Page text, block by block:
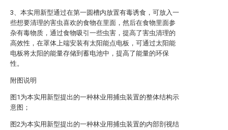
3、本实用新型通过在第一圆槽内放置有毒诱食，可放入一
些想要清理的害虫喜欢的食物在里面，然后在食物里面参
杂有毒物质，通过食物吸引一些虫害，提高了害虫清理的
高效性，在罩体上端安装有太阳能点电板，可通过太阳能
电板将太阳的能量存储到蓄电池中，提高了能量的环保
性。
附图说明
图1为本实用新型提出的一种林业用捕虫装置的整体结构示
意图；
图2为本实用新型提出的一种林业用捕虫装置的内部剖视结